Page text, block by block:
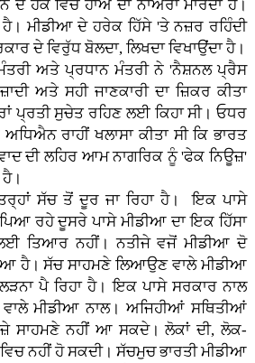
ਦੇ ਹੱਕ ਵਿਚ ਹਾਅ ਦਾ ਨਾਅਰਾ ਮਾਰਦਾ ਹੈ।
ਮੀਡੀਆ ਦੇ ਹਰੇਕ ਹਿੱਸੇ 'ਤੇ ਨਜ਼ਰ ਰਹਿੰਦੀ
ਦੇ ਵਿਰੁੱਧ ਬੋਲਦਾ, ਲਿਖਦਾ ਵਿਖਾਉਂਦਾ ਹੈ।
ਅਤੇ ਪ੍ਰਧਾਨ ਮੰਤਰੀ ਨੇ 'ਨੈਸ਼ਨਲ ਪ੍ਰੈਸ
ਅਤੇ ਸਹੀ ਜਾਣਕਾਰੀ ਦਾ ਜ਼ਿਕਰ ਕੀਤਾ
ਪ੍ਰਤੀ ਸੁਚੇਤ ਰਹਿਣ ਲਈ ਕਿਹਾ ਸੀ। ਓਧਰ
ਰਾਹੀਂ ਖਲਾਸਾ ਕੀਤਾ ਸੀ ਕਿ ਭਾਰਤ
ਦੀ ਲਹਿਰ ਆਮ ਨਾਗਰਿਕ ਨੂੰ 'ਫੇਕ ਨਿਊਜ਼'
ਸੱਚ ਤੋਂ ਦੂਰ ਜਾ ਰਿਹਾ ਹੈ। ਇਕ ਪਾਸੇ
ਰਹੇ ਦੂਸਰੇ ਪਾਸੇ ਮੀਡੀਆ ਦਾ ਇਕ ਹਿੱਸਾ
ਤਿਆਰ ਨਹੀਂ। ਨਤੀਜੇ ਵਜੋਂ ਮੀਡੀਆ ਦੋ
ਹੈ। ਸੱਚ ਸਾਹਮਣੇ ਲਿਆਉਣ ਵਾਲੇ ਮੀਡੀਆ
ਪੈ ਰਿਹਾ ਹੈ। ਇਕ ਪਾਸੇ ਸਰਕਾਰ ਨਾਲ
ਮੀਡੀਆ ਨਾਲ। ਅਜਿਹੀਆਂ ਸਥਿਤੀਆਂ
ਸਾਹਮਣੇ ਨਹੀਂ ਆ ਸਕਦੇ। ਲੋਕਾਂ ਦੀ, ਲੋਕ-
ਨਹੀਂ ਹੋ ਸਕਦੀ। ਸੱਚਮੁਚ ਭਾਰਤੀ ਮੀਡੀਆ